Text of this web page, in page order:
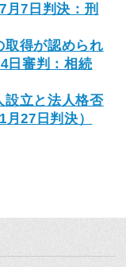
月7日判決：刑
取得が認められ
日審判：相続
設立と法人格否
27日判決）